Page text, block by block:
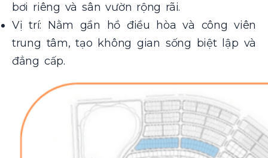
bơi riêng và sân vườn rộng rãi.
Vị trí: Nằm gần hồ điều hòa và công viên
trung tâm, tạo không gian sống biệt lập và
đẳng cấp.